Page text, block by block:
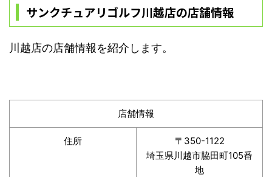
サンクチュアリゴルフ川越店の店舗情報
川越店の店舗情報を紹介します。
店舗情報
住所
〒350-1122
埼玉県川越市脇田町105番
地